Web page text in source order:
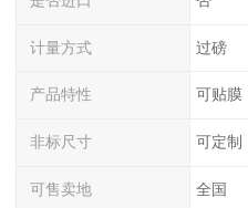
计量方式 过磅
产品特性 可贴膜
非标尺寸 可定制
可售卖地 全国